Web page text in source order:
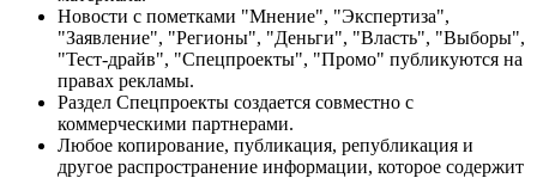
Новости с пометками "Мнение", "Экспертиза",
"Заявление", "Регионы", "Деньги", "Власть", "Выборы",
"Тест-драйв", "Спецпроекты", "Промо" публикуются на
правах рекламы.
Раздел Спецпроекты создается совместно с
коммерческими партнерами.
Любое копирование, публикация, републикация и
другое распространение информации, которое содержит